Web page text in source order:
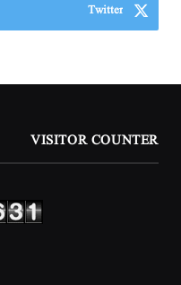
Twitter
VISITOR COUNTER